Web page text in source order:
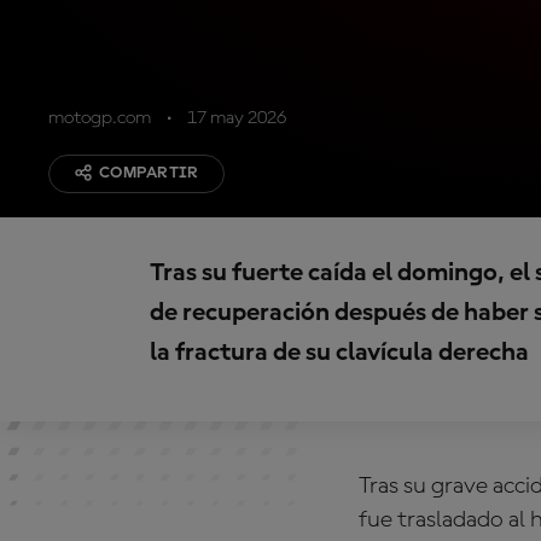
motogp.com 17 may 2026
COMPARTIR
Tras su fuerte caída el domingo,
de recuperación después de
la fractura de su clavícula derecha
Tras su grave
fue trasladado al